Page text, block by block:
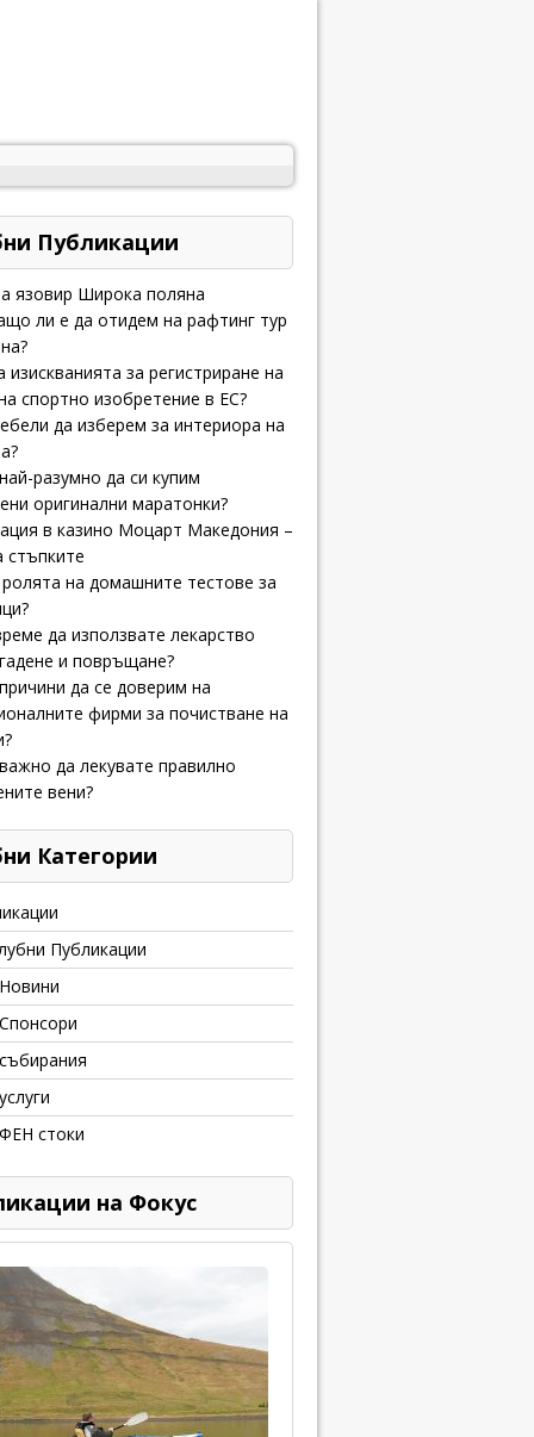
Публикации
язовир Широка поляна
ли е да отидем на рафтинг тур
изискванията за регистриране на
спортно изобретение в ЕС?
да изберем за интериора на
разумно да си купим
оригинални маратонки?
в казино Моцарт Македония –
стъпките
на домашните тестове за
да използвате лекарство
и повръщане?
да се доверим на
фирми за почистване на
да лекувате правилно
вени?
Категории
Публикации
стоки
на Фокус